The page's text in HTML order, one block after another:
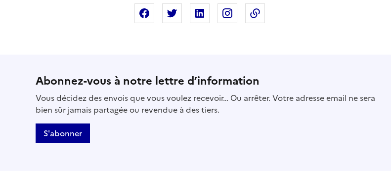
Partager sur Facebook
Partager sur XPartager sur Linkedin
Partager sur Instagram
Abonnez-vous à notre lettre d’information
Vous décidez des envois que vous voulez recevoir… Ou arrêter. Votre adresse email ne sera
bien sûr jamais partagée ou revendue à des tiers.
S'abonner